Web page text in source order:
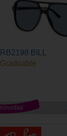
RB2198 BILL
Graduable
novedad